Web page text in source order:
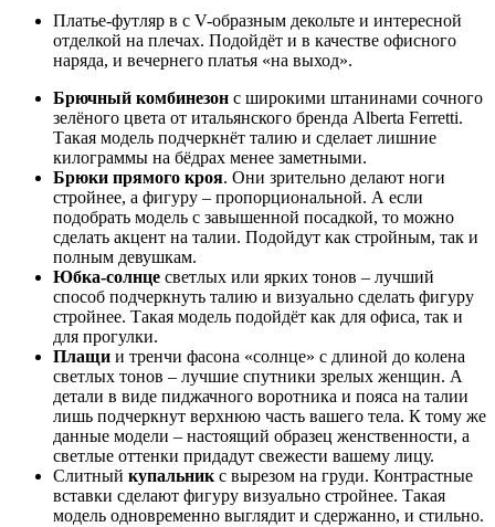
Платье-футляр в с V-образным декольте и интересной
отделкой на плечах. Подойдёт и в качестве офисного
наряда, и вечернего платья «на выход».
Брючный комбинезон с широкими штанинами сочного
зелёного цвета от итальянского бренда Alberta Ferretti.
Такая модель подчеркнёт талию и сделает лишние
килограммы на бёдрах менее заметными.
Брюки прямого кроя. Они зрительно делают ноги
стройнее, а фигуру – пропорциональной. А если
подобрать модель с завышенной посадкой, то можно
сделать акцент на талии. Подойдут как стройным, так и
полным девушкам.
Юбка-солнце светлых или ярких тонов – лучший
способ подчеркнуть талию и визуально сделать фигуру
стройнее. Такая модель подойдёт как для офиса, так и
для прогулки.
Плащи и тренчи фасона «солнце» с длиной до колена
светлых тонов – лучшие спутники зрелых женщин. А
детали в виде пиджачного воротника и пояса на талии
лишь подчеркнут верхнюю часть вашего тела. К тому же
данные модели – настоящий образец женственности, а
светлые оттенки придадут свежести вашему лицу.
Слитный купальник с вырезом на груди. Контрастные
вставки сделают фигуру визуально стройнее. Такая
модель одновременно выглядит и сдержанно, и стильно.